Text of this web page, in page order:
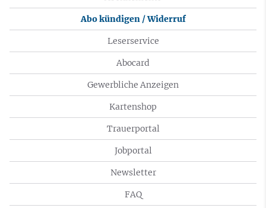
Abo kündigen / Widerruf
Leserservice
Abocard
Gewerbliche Anzeigen
Kartenshop
Trauerportal
Jobportal
Newsletter
FAQ